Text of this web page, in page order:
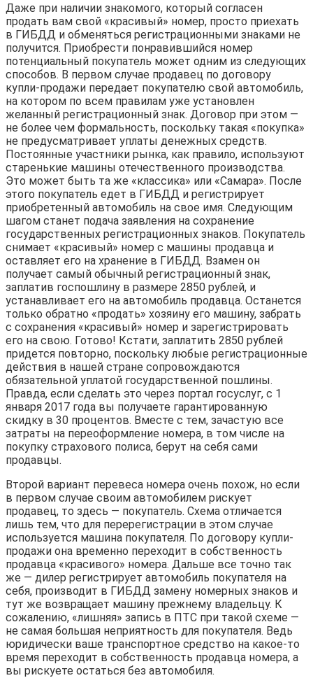
Даже при наличии знакомого, который согласен
продать вам свой «красивый» номер, просто приехать
в ГИБДД и обменяться регистрационными знаками не
получится. Приобрести понравившийся номер
потенциальный покупатель может одним из следующих
способов. В первом случае продавец по договору
купли-продажи передает покупателю свой автомобиль,
на котором по всем правилам уже установлен
желанный регистрационный знак. Договор при этом —
не более чем формальность, поскольку такая «покупка»
не предусматривает уплаты денежных средств.
Постоянные участники рынка, как правило, используют
старенькие машины отечественного производства.
Это может быть та же «классика» или «Самара». После
этого покупатель едет в ГИБДД и регистрирует
приобретенный автомобиль на свое имя. Следующим
шагом станет подача заявления на сохранение
государственных регистрационных знаков. Покупатель
снимает «красивый» номер с машины продавца и
оставляет его на хранение в ГИБДД. Взамен он
получает самый обычный регистрационный знак,
заплатив госпошлину в размере 2850 рублей, и
устанавливает его на автомобиль продавца. Останется
только обратно «продать» хозяину его машину, забрать
с сохранения «красивый» номер и зарегистрировать
его на свою. Готово! Кстати, заплатить 2850 рублей
придется повторно, поскольку любые регистрационные
действия в нашей стране сопровождаются
обязательной уплатой государственной пошлины.
Правда, если сделать это через портал госуслуг, с 1
января 2017 года вы получаете гарантированную
скидку в 30 процентов. Вместе с тем, зачастую все
затраты на переоформление номера, в том числе на
покупку страхового полиса, берут на себя сами
продавцы.
Второй вариант перевеса номера очень похож, но если
в первом случае своим автомобилем рискует
продавец, то здесь — покупатель. Схема отличается
лишь тем, что для перерегистрации в этом случае
используется машина покупателя. По договору купли-
продажи она временно переходит в собственность
продавца «красивого» номера. Дальше все точно так
же — дилер регистрирует автомобиль покупателя на
себя, производит в ГИБДД замену номерных знаков и
тут же возвращает машину прежнему владельцу. К
сожалению, «лишняя» запись в ПТС при такой схеме —
не самая большая неприятность для покупателя. Ведь
юридически ваше транспортное средство на какое-то
время переходит в собственность продавца номера, а
вы рискуете остаться без автомобиля.